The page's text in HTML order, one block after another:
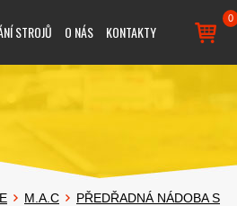
STROJŮ O NÁS KONTAKTY
0
M.A.C
PŘEDŘADNÁ NÁDOBA S